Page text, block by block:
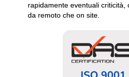
rapidamente eventuali criticità,
da remoto che on site.